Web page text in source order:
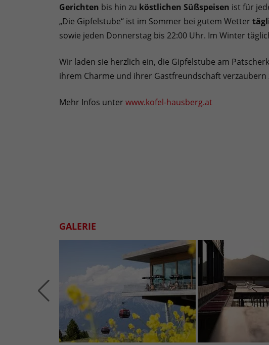
Gerichten bis hin zu köstlichen Süßspeisen ist für
„Die Gipfelstube“ ist im Sommer bei gutem Wetter
sowie jeden Donnerstag bis 22:00 Uhr. Im Winter
Wir laden sie herzlich ein, die Gipfelstube am
ihrem Charme und ihrer Gastfreundschaft verzaubern
Mehr Infos unter www.kofel-hausberg.at
GALERIE